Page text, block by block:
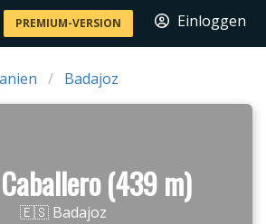
PREMIUM-VERSION Einloggen
Badajoz
(439 m)
🇪🇸 Badajoz